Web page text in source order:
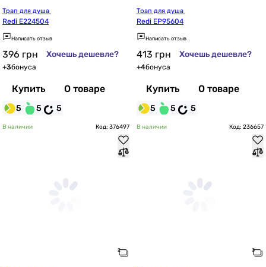
Redi Е224504
Написать отзыв
396 грн Хочешь дешевле?
+3бонуса
Купить О товаре
5 5 5
Redi EP95604
Написать отзыв
413 грн Хочешь дешевле?
+4бонуса
Купить О товаре
5 5 5
В наличии Код: 376497 В наличии Код: 236657